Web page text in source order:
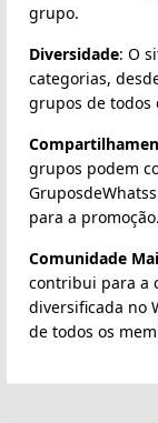
grupo.
Diversidade: O
categorias,
grupos de todos
grupos podem
para a promoção.
Comunidade
contribui para a
diversificada no
de todos os